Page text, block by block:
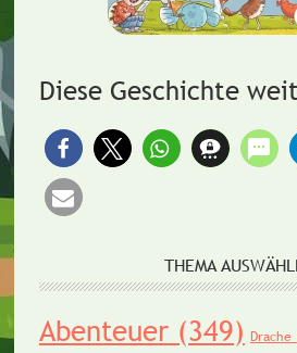
Diese Geschichte
THEMA
Abenteuer(349) Drache